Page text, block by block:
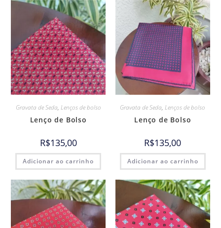
Gravata de Seda, Lenços de bolso
Lenço de Bolso
R$135,00
Adicionar ao carrinho
Gravata de Seda,Lenços de bolso
Lenço de Bolso
R$135,00
Adicionar ao carrinho